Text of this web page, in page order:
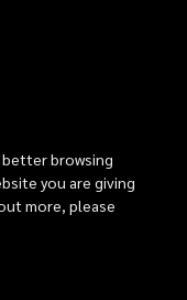
- Thai-IDC. All
browsing
you are giving
more, please